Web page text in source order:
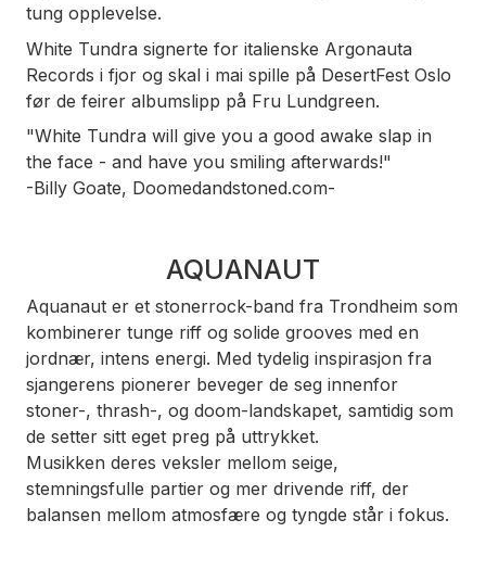
tung opplevelse.
White Tundra signerte for italienske Argonauta
Records i fjor og skal i mai spille på DesertFest Oslo
før de feirer albumslipp på Fru Lundgreen.
"White Tundra will give you a good awake slap in
the face - and have you smiling afterwards!"
-Billy Goate, Doomedandstoned.com-
AQUANAUT
Aquanaut er et stonerrock-band fra Trondheim som
kombinerer tunge riff og solide grooves med en
jordnær, intens energi. Med tydelig inspirasjon fra
sjangerens pionerer beveger de seg innenfor
stoner-, thrash-, og doom-landskapet, samtidig som
de setter sitt eget preg på uttrykket.
Musikken deres veksler mellom seige,
stemningsfulle partier og mer drivende riff, der
balansen mellom atmosfære og tyngde står i fokus.